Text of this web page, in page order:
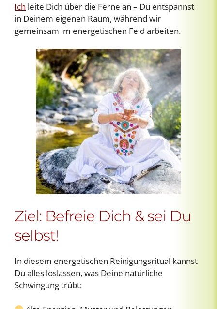
Ich leite Dich über die Ferne an – Du entspannst
in Deinem eigenen Raum, während wir
gemeinsam im energetischen Feld arbeiten.
Ziel: Befreie Dich & sei Du
selbst!
In diesem energetischen Reinigungsritual kannst
Du alles loslassen, was Deine natürliche
Schwingung trübt: